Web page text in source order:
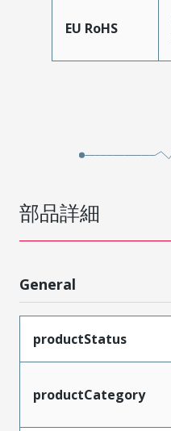
EU RoHS
部品詳細
General
productStatus
productCategory